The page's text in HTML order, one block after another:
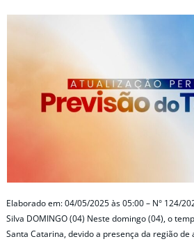
Elaborado em: 04/05/2025 às 05:00 – N° 124/
Silva DOMINGO (04) Neste domingo (04), o
Santa Catarina, devido a presença da região de